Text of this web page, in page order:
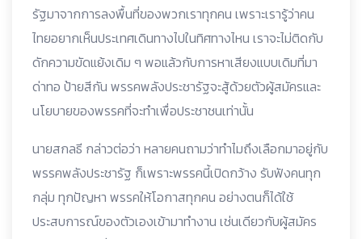
รัฐมาจากการลงพื้นที่ของพวกเราทุกคน เพราะเรารู้ว่าคน
ไทยอยากเห็นประเทศเดินทางไปในทิศทางไหน เราจะไม่ติดกับ
ดักความขัดแย้งเดิม ๆ พอแล้วกับการหาเสียงแบบเดิมที่มา
ด่าทอ ป้ายสีกัน พรรคพลังประชารัฐจะสู้ด้วยตัวผู้สมัครและ
นโยบายของพรรคที่จะทำเพื่อประชาชนเท่านั้น
นายสกลธี กล่าวต่อว่า หลายคนถามว่าทำไมถึงเลือกมาอยู่กับ
พรรคพลังประชารัฐ ก็เพราะพรรคนี้เปิดกว้าง รับฟังคนทุก
กลุ่ม ทุกปัญหา พรรคให้โอกาสทุกคน อย่างตนก็ได้ใช้
ประสบการณ์ของตัวเองเข้ามาทำงาน เช่นเดียวกับผู้สมัคร